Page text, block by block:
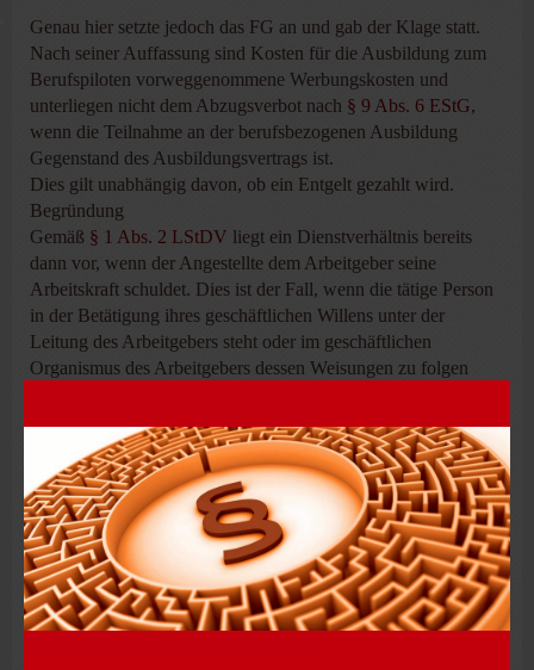
Genau hier setzte jedoch das FG an und gab der Klage statt.
Nach seiner Auffassung sind Kosten für die Ausbildung zum
Berufspiloten vorweggenommene Werbungskosten und
unterliegen nicht dem Abzugsverbot nach § 9 Abs. 6 EStG,
wenn die Teilnahme an der berufsbezogenen Ausbildung
Gegenstand des Ausbildungsvertrags ist.
Dies gilt unabhängig davon, ob ein Entgelt gezahlt wird.
Begründung
Gemäß § 1 Abs. 2 LStDV liegt ein Dienstverhältnis bereits
dann vor, wenn der Angestellte dem Arbeitgeber seine
Arbeitskraft schuldet. Dies ist der Fall, wenn die tätige Person
in der Betätigung ihres geschäftlichen Willens unter der
Leitung des Arbeitgebers steht oder im geschäftlichen
Organismus des Arbeitgebers dessen Weisungen zu folgen
dann im Rahmen eines Dienstverhältnisses stattfindet, wenn
die Teilnahme an der berufsbezogenen Ausbildung oder am
berufsbezogenen Studium Gegenstand des
Ausbildungsvertrags ist, und zwar unabhängig davon, ob ein
Entgelt gezahlt wird.
Im Streitfall war der Steuerpflichtige gemäß einem
Schulungsvertrag im Rahmen der zweijährigen Ausbildung
verpflichtet, an Schulungsveranstaltungen sowie an amtlichen